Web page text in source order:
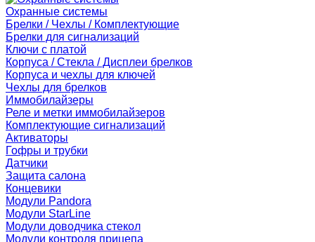
Охранные системы
Брелки / Чехлы / Комплектующие
Брелки для сигнализаций
Ключи с платой
Корпуса / Стекла / Дисплеи брелков
Корпуса и чехлы для ключей
Чехлы для брелков
Иммобилайзеры
Реле и метки иммобилайзеров
Комплектующие сигнализаций
Активаторы
Гофры и трубки
Датчики
Защита салона
Концевики
Модули Pandora
Модули StarLine
Модули доводчика стекол
Модули контроля прицепа